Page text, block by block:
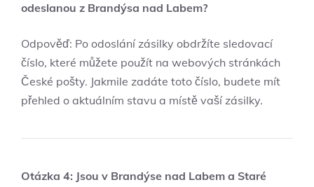
odeslanou z Brandýsa nad Labem?
Odpověď: Po odoslání zásilky obdržíte sledovací
číslo, které můžete použít na webových stránkách
České pošty. Jakmile zadáte toto číslo, budete mít
přehled o aktuálním stavu a místě vaší zásilky.
Otázka 4: Jsou v Brandýse nad Labem a Staré